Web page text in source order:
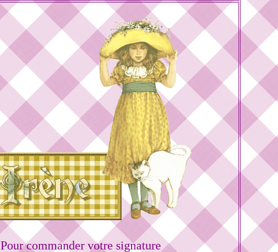
Pour commander votre signature